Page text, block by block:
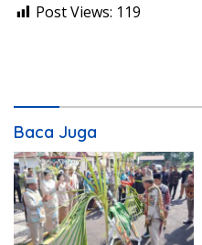
Post Views: 119
Baca Juga